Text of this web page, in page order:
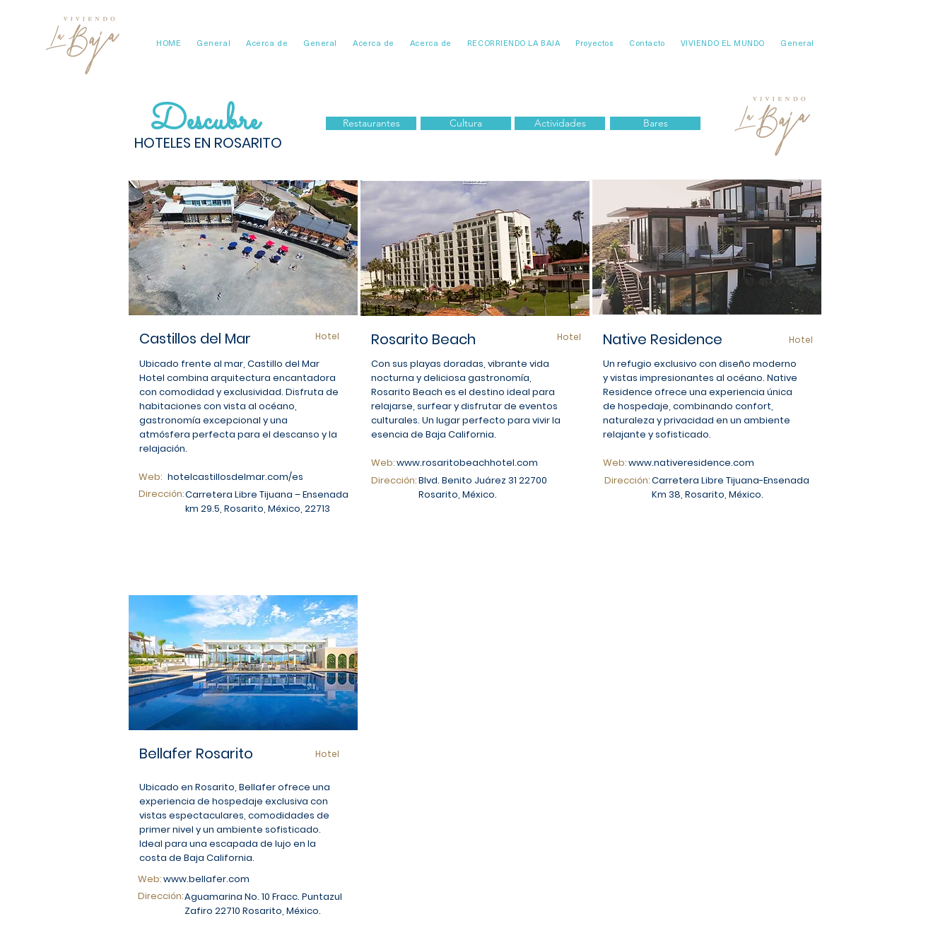
HOME General Acerca de General Acerca de Acerca de RECORRIENDO LA BAJA Proyectos Contacto VIVIENDO EL MUNDO General
Descubre
HOTELES EN ROSARITO
Restaurantes Cultura Actividades Bares
Castillos del Mar Hotel
Ubicado frente al mar, Castillo del Mar
Hotel combina arquitectura encantadora
con comodidad y exclusividad. Disfruta de
habitaciones con vista al océano,
gastronomía excepcional y una
atmósfera perfecta para el descanso y la
relajación.
Web: hotelcastillosdelmar.com/es
Dirección:Carretera Libre Tijuana – Ensenada
km 29.5, Rosarito, México, 22713
Rosarito Beach Hotel
Con sus playas doradas, vibrante vida
nocturna y deliciosa gastronomía,
Rosarito Beach es el destino ideal para
relajarse, surfear y disfrutar de eventos
culturales. Un lugar perfecto para vivir la
esencia de Baja California.
Web:www.rosaritobeachhotel.com
Blvd. Benito Juárez 31 22700
Rosarito, México.
Dirección:
Native Residence Hotel
Un refugio exclusivo con diseño moderno
y vistas impresionantes al océano. Native
Residence ofrece una experiencia única
de hospedaje, combinando confort,
naturaleza y privacidad en un ambiente
relajante y sofisticado.
Web:www.nativeresidence.com
Dirección:Carretera Libre Tijuana-Ensenada
Km 38, Rosarito, México.
Bellafer Rosarito Hotel
Ubicado en Rosarito, Bellafer ofrece una
experiencia de hospedaje exclusiva con
vistas espectaculares, comodidades de
primer nivel y un ambiente sofisticado.
Ideal para una escapada de lujo en la
costa de Baja California.
Web:www.bellafer.com
Aguamarina No. 10 Fracc. Puntazul
Zafiro 22710 Rosarito, México.
Dirección: